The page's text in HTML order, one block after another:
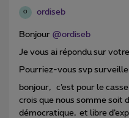
O ordiseb
Bonjour @ordiseb
Je vous ai répondu sur
Pourriez-vous svp
bonjour, c’est pour le
crois que nous somme soit
démocratique, et libre